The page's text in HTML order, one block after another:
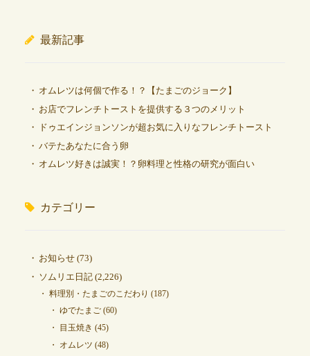
最新記事
オムレツは何個で作る！？【たまごのジョーク】
お店でフレンチトーストを提供する３つのメリット
ドゥエインジョンソンが超お気に入りなフレンチトースト
バテたあなたに合う卵
オムレツ好きは誠実！？卵料理と性格の研究が面白い
カテゴリー
お知らせ(73)
ソムリエ日記(2,226)
料理別・たまごのこだわり (187)
ゆでたまご(60)
目玉焼き (45)
オムレツ (48)